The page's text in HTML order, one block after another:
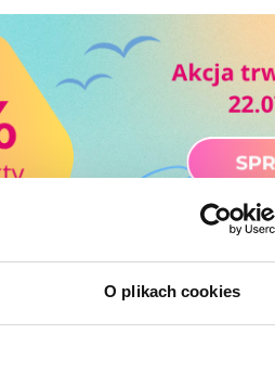
O plikach cookies